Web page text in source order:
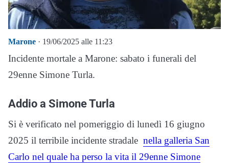
Marone · 19/06/2025 alle 11:23
Incidente mortale a Marone: sabato i funerali del
29enne Simone Turla.
Addio a Simone Turla
Si è verificato nel pomeriggio di lunedì 16 giugno
2025 il terribile incidente stradale nella galleria San
Carlo nel quale ha perso la vita il 29enne Simone